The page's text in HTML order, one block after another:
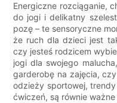
Energiczne rozciąganie,
do jogi i delikatny
pozę – te sensoryczne
że ​​ruch dla dzieci jest
czy jesteś rodzicem
jogi dla swojego
garderobę na zajęcia,
odzieży sportowej,
ćwiczeń, są równie